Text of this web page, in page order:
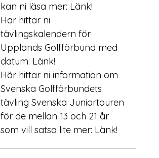
kan ni läsa mer: Länk!
Har hittar ni
tävlingskalendern för
Upplands Golfförbund med
datum: Länk!
Här hittar ni information om
Svenska Golfförbundets
tävling Svenska Juniortouren
för de mellan 13 och 21 år
som vill satsa lite mer: Länk!